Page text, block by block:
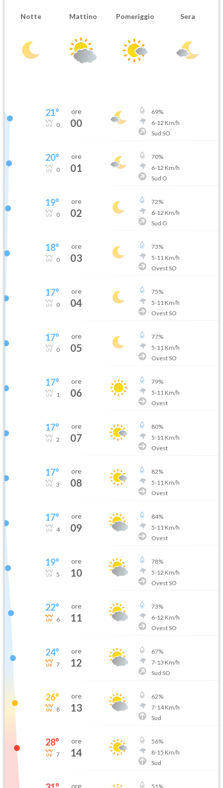
Notte Mattino Pomeriggio Sera
21°
0
ore
00
69%
6-12 Km/h
Sud SO
20°
0
ore
01
70%
6-12 Km/h
Sud O
19°
0
ore
02
72%
6-12 Km/h
Sud O
18°
0
ore
03
73%
5-11 Km/h
Ovest SO
17°
0
ore
04
75%
5-11 Km/h
Ovest SO
17°
0
ore
05
77%
5-11 Km/h
Ovest SO
17°
1
ore
06
79%
5-11 Km/h
Ovest
17°
2
ore
07
80%
5-11 Km/h
Ovest
17°
3
ore
08
82%
5-11 Km/h
Ovest
17°
4
ore
09
84%
5-11 Km/h
Ovest
19°
5
ore
10
78%
5-12 Km/h
Ovest SO
22°
6
ore
11
73%
6-12 Km/h
Ovest SO
24°
7
ore
12
67%
7-13 Km/h
Sud SO
26°
8
ore
13
62%
7-14Km/h
Sud
28°
7
ore
14
56%
8-15 Km/h
Sud
ore 51 %